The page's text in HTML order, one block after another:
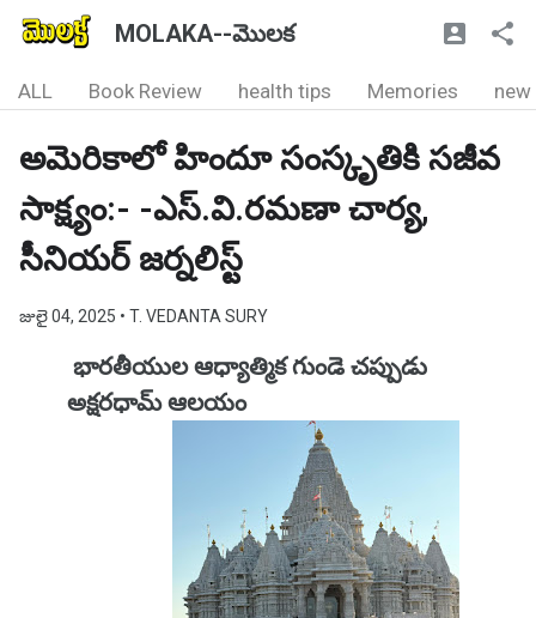
MOLAKA--మొలక
ALL Book Review health tips Memories new
అమెరికాలో హిందూ సంస్కృతికి సజీవ
సాక్ష్యం:- -ఎస్.వి.రమణా చార్య,
సీనియర్ జర్నలిస్ట్
జులై 04, 2025 • T. VEDANTA SURY
భారతీయుల ఆధ్యాత్మిక గుండె చప్పుడు
అక్షరధామ్ ఆలయం